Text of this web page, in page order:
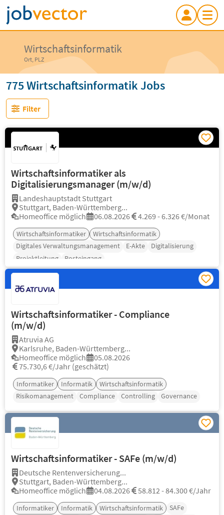
Wirtschaftsinformatik
Ort, PLZ
775 Wirtschaftsinformatik Jobs
Filter
Wirtschaftsinformatiker als
Digitalisierungsmanager (m/w/d)
Landeshauptstadt Stuttgart
Stuttgart, Baden-Württemberg...
Homeoffice möglich
06.08.2026 4.269 - 6.326 €/Monat
Wirtschaftsinformatiker
Wirtschaftsinformatik
Digitales Verwaltungsmanagement
E-Akte
Digitalisierung
Projektleitung
Posteingang
Wirtschaftsinformatiker - Compliance
(m/w/d)
Atruvia AG
Karlsruhe, Baden-Württemberg...
Homeoffice möglich
05.08.2026
75.730,6 €/Jahr (geschätzt)
Informatiker Informatik
Wirtschaftsinformatik
Risikomanagement
Compliance Controlling Governance
Wirtschaftsinformatiker - SAFe (m/w/d)
Deutsche Rentenversicherung...
Stuttgart, Baden-Württemberg...
Homeoffice möglich
04.08.2026 58.812 - 84.300 €/Jahr
Informatiker Informatik Wirtschaftsinformatik
SAFe